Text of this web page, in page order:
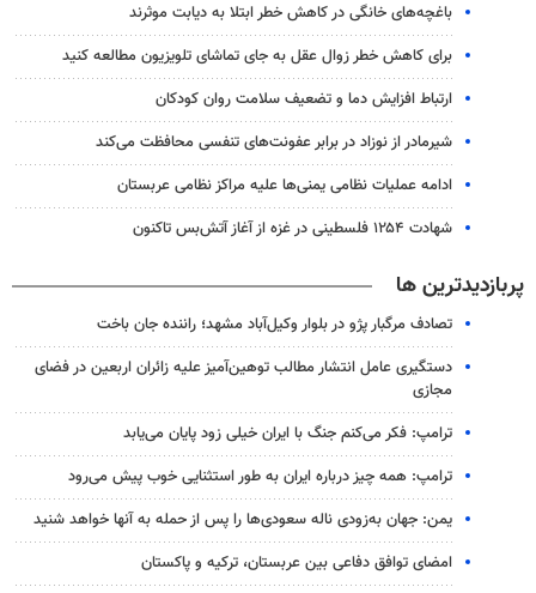
باغچه‌های خانگی در کاهش خطر ابتلا به دیابت موثرند
برای کاهش خطر زوال عقل به جای تماشای تلویزیون مطالعه کنید
ارتباط افزایش دما و تضعیف سلامت روان کودکان
شیرمادر از نوزاد در برابر عفونت‌های تنفسی محافظت می‌کند
ادامه عملیات نظامی یمنی‌ها علیه مراکز نظامی عربستان
شهادت ۱۲۵۴ فلسطینی در غزه از آغاز آتش‌بس تاکنون
پربازدیدترین ها
تصادف مرگبار پژو در بلوار وکیل‌آباد مشهد؛ راننده جان باخت
دستگیری عامل انتشار مطالب توهین‌آمیز علیه زائران اربعین در فضای
مجازی
ترامپ: فکر می‌کنم جنگ با ایران خیلی زود پایان می‌یابد
ترامپ: همه چیز درباره ایران به طور استثنایی خوب پیش می‌رود
یمن: جهان به‌زودی ناله سعودی‌ها را پس از حمله به آنها خواهد شنید
امضای توافق دفاعی بین عربستان، ترکیه و پاکستان